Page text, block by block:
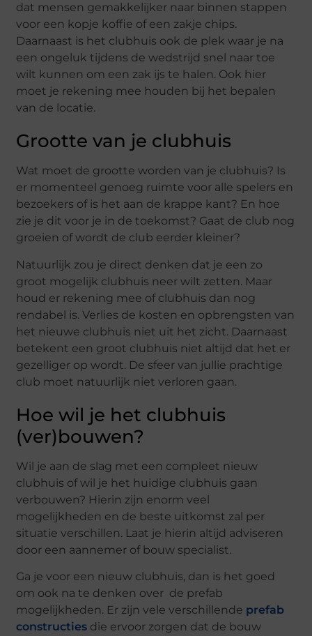
dat mensen gemakkelijker naar binnen stappen
voor een kopje koffie of een zakje chips.
Daarnaast is het clubhuis ook de plek waar je na
een ongeluk tijdens de wedstrijd snel naar toe
wilt kunnen om een zak ijs te halen. Ook hier
moet je rekening mee houden bij het bepalen
van de locatie.
Grootte van je clubhuis
Wat moet de grootte worden van je clubhuis? Is
er momenteel genoeg ruimte voor alle spelers en
bezoekers of is het aan de krappe kant? En hoe
zie je dit voor je in de toekomst? Gaat de club nog
groeien of wordt de club eerder kleiner?
Natuurlijk zou je direct denken dat je een zo
groot mogelijk clubhuis neer wilt zetten. Maar
houd er rekening mee of clubhuis dan nog
rendabel is. Verlies de kosten en opbrengsten van
het nieuwe clubhuis niet uit het zicht. Daarnaast
betekent een groot clubhuis niet altijd dat het er
gezelliger op wordt. De sfeer van jullie prachtige
club moet natuurlijk niet verloren gaan.
Hoe wil je het clubhuis
(ver)bouwen?
Wil je aan de slag met een compleet nieuw
clubhuis of wil je het huidige clubhuis gaan
verbouwen? Hierin zijn enorm veel
mogelijkheden en de beste uitkomst zal per
situatie verschillen. Laat je hierin altijd adviseren
door een aannemer of bouw specialist.
Ga je voor een nieuw clubhuis, dan is het goed
om ook na te denken over de prefab
mogelijkheden. Er zijn vele verschillende prefab
constructies die ervoor zorgen dat de bouw